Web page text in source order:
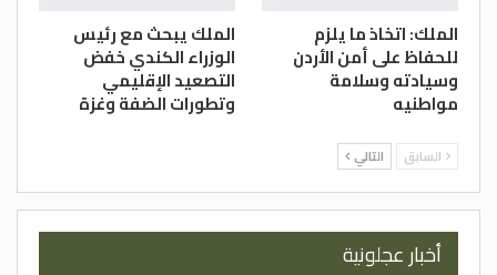
الملك: اتخاذ ما يلزم
للحفاظ على أمن الأردن
وسيادته وسلامة
مواطنيه
الملك يبحث مع رئيس
الوزراء الكندي خفض
التصعيد الإقليمي
وتطورات الضفة وغزة
السابق التالي
أخبار عجلونية